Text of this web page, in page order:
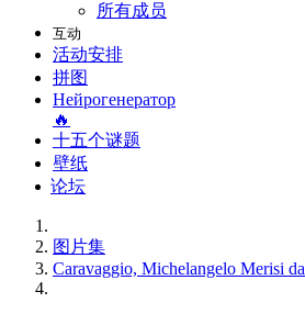
所有成员
互动
活动安排
拼图
Нейрогенератор
🔥
十五个谜题
壁纸
论坛
图片集
Caravaggio, Michelangelo Merisi da